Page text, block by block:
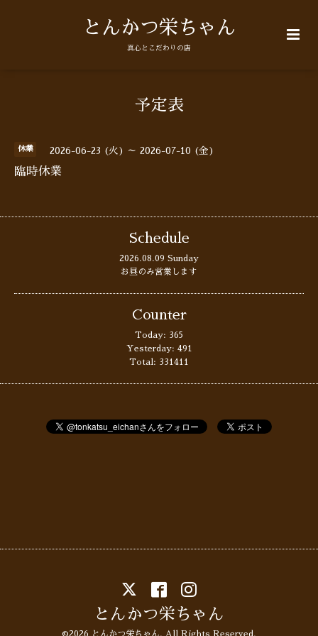
とんかつ栄ちゃん
真心とこだわりの店
予定表
休業 2026-06-23 (火) ～ 2026-07-10 (金)
臨時休業
Schedule
2026.08.09 Sunday
お昼のみ営業します
Counter
Today: 365
Yesterday: 491
Total: 331411
とんかつ栄ちゃん
©2026 とんかつ栄ちゃん. All Rights Reserved.